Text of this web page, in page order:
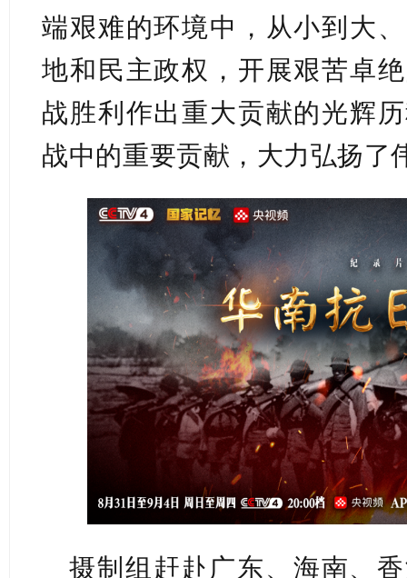
端艰难的环境中，从小到大
地和民主政权，开展艰苦卓
战胜利作出重大贡献的光辉
战中的重要贡献，大力弘扬了
摄制组赶赴广东、海南、